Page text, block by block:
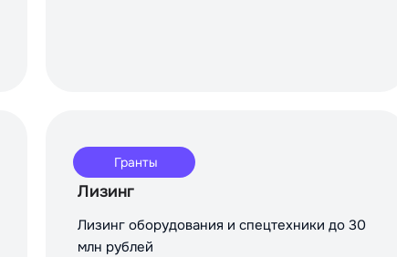
Гранты
Лизинг
Лизинг оборудования и спецтехники до 30
млн рублей